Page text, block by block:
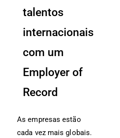
talentos
internacionais
com um
Employer of
Record
As empresas estão
cada vez mais globais.